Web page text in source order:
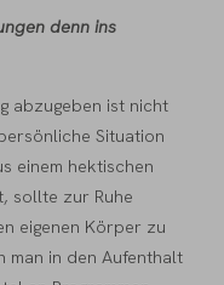
denn ins
abzugeben ist nicht
Situation
einem hektischen
sollte zur Ruhe
eigenen Körper zu
man in den Aufenthalt